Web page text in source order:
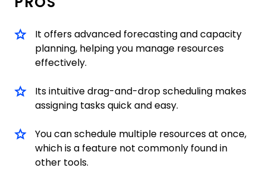
It offers advanced forecasting and capacity
planning, helping you manage resources
effectively.
Its intuitive drag-and-drop scheduling makes
assigning tasks quick and easy.
You can schedule multiple resources at once,
which is a feature not commonly found in
other tools.